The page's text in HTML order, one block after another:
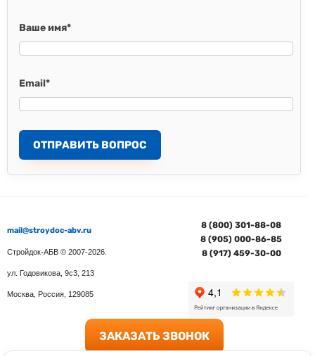
Ваше имя*
Email*
ОТПРАВИТЬ ВОПРОС
mail@stroydoc-abv.ru
Стройдок-АБВ © 2007-2026.
ул. Годовикова, 9с3, 213
Москва Россия 129085
ЗАКАЗАТЬ ЗВОНОК
8 (800) 301-88-08
8 (905) 000-86-85
8 (917) 459-30-00